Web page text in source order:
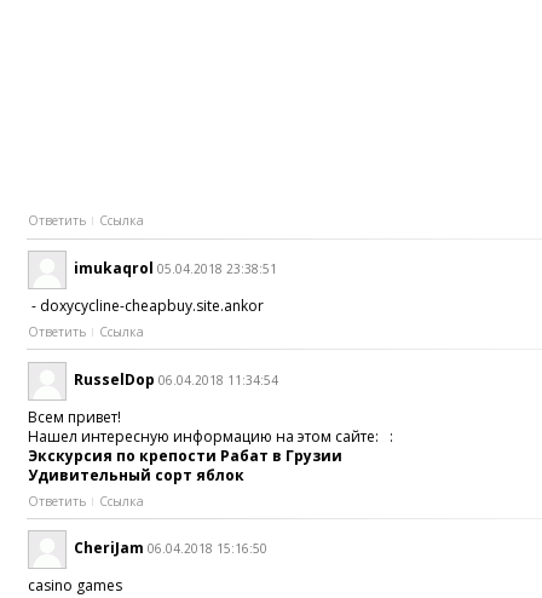
Ответить Ссылка
imukaqrol 05.04.2018 23:38:51
- doxycycline-cheapbuy.site.ankor
Ответить Ссылка
RusselDop 06.04.2018 11:34:54
Всем привет!
Нашел интересную информацию на этом сайте: :
Экскурсия по крепости Рабат в Грузии
Удивительный сорт яблок
Ответить Ссылка
CheriJam 06.04.2018 15:16:50
casino games